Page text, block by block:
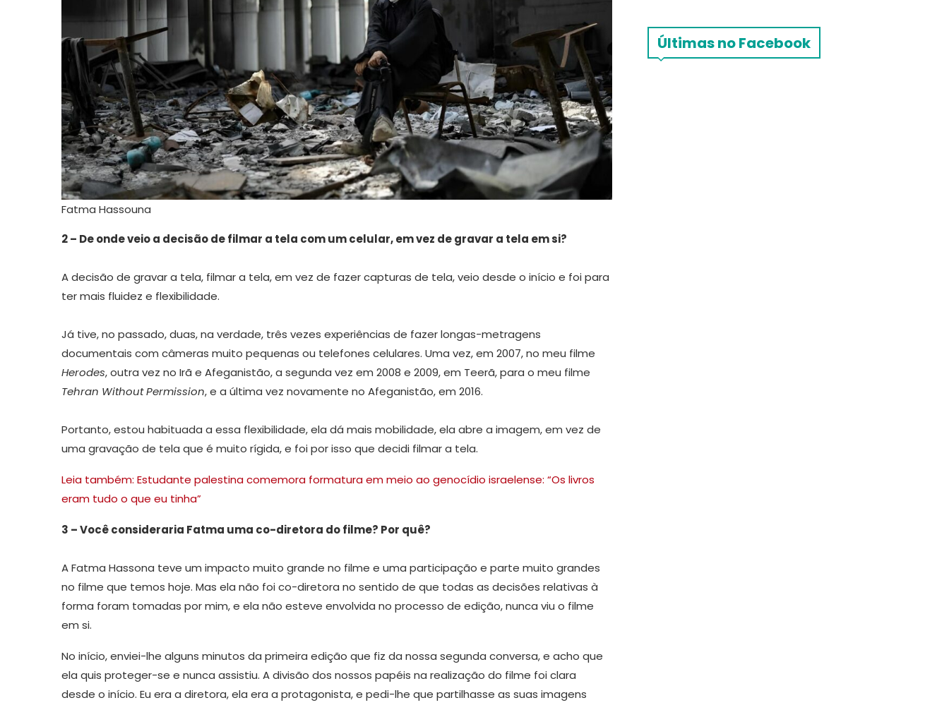
Fatma Hassouna
2 – De onde veio a decisão de filmar a tela com um celular, em vez de gravar a tela em si?
A decisão de gravar a tela, filmar a tela, em vez de fazer capturas de tela, veio desde o início e foi para
ter mais fluidez e flexibilidade.
Já tive, no passado, duas, na verdade, três vezes experiências de fazer longas-metragens
documentais com câmeras muito pequenas ou telefones celulares. Uma vez, em 2007, no meu filme
Herodes, outra vez no Irã e Afeganistão, a segunda vez em 2008 e 2009, em Teerã, para o meu filme
Tehran Without Permission, e a última vez novamente no Afeganistão, em 2016.
Portanto, estou habituada a essa flexibilidade, ela dá mais mobilidade, ela abre a imagem, em vez de
uma gravação de tela que é muito rígida, e foi por isso que decidi filmar a tela.
Leia também: Estudante palestina comemora formatura em meio ao genocídio israelense: “Os livros
eram tudo o que eu tinha”
3 – Você consideraria Fatma uma co-diretora do filme? Por quê?
A Fatma Hassona teve um impacto muito grande no filme e uma participação e parte muito grandes
no filme que temos hoje. Mas ela não foi co-diretora no sentido de que todas as decisões relativas à
forma foram tomadas por mim, e ela não esteve envolvida no processo de edição, nunca viu o filme
em si.
No início, enviei-lhe alguns minutos da primeira edição que fiz da nossa segunda conversa, e acho que
ela quis proteger-se e nunca assistiu. A divisão dos nossos papéis na realização do filme foi clara
desde o início. Eu era a diretora, ela era a protagonista, e pedi-lhe que partilhasse as suas imagens
Últimas no Facebook